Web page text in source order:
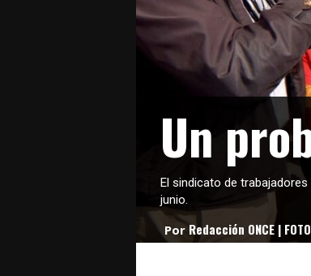
Un
El sindicato de
junio.
Por Redacción ONCE |